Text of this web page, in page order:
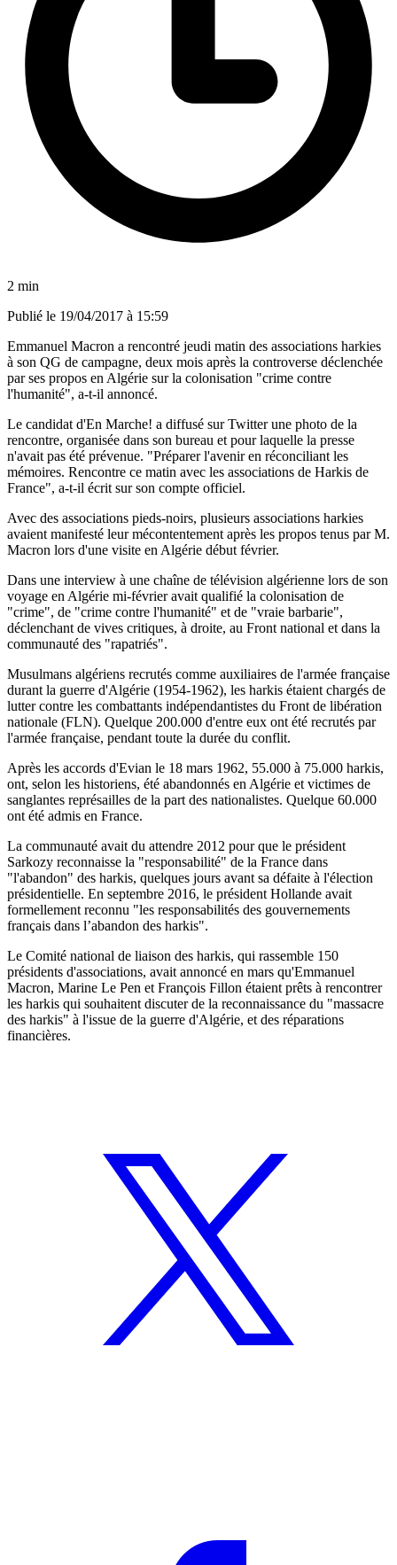
2 min
Publié le 19/04/2017 à 15:59
Emmanuel Macron a rencontré jeudi matin des associations harkies
à son QG de campagne, deux mois après la controverse déclenchée
par ses propos en Algérie sur la colonisation "crime contre
l'humanité", a-t-il annoncé.
Le candidat d'En Marche! a diffusé sur Twitter une photo de la
rencontre, organisée dans son bureau et pour laquelle la presse
n'avait pas été prévenue. "Préparer l'avenir en réconciliant les
mémoires. Rencontre ce matin avec les associations de Harkis de
France", a-t-il écrit sur son compte officiel.
Avec des associations pieds-noirs, plusieurs associations harkies
avaient manifesté leur mécontentement après les propos tenus par M.
Macron lors d'une visite en Algérie début février.
Dans une interview à une chaîne de télévision algérienne lors de son
voyage en Algérie mi-février avait qualifié la colonisation de
"crime", de "crime contre l'humanité" et de "vraie barbarie",
déclenchant de vives critiques, à droite, au Front national et dans la
communauté des "rapatriés".
Musulmans algériens recrutés comme auxiliaires de l'armée française
durant la guerre d'Algérie (1954-1962), les harkis étaient chargés de
lutter contre les combattants indépendantistes du Front de libération
nationale (FLN). Quelque 200.000 d'entre eux ont été recrutés par
l'armée française, pendant toute la durée du conflit.
Après les accords d'Evian le 18 mars 1962, 55.000 à 75.000 harkis,
ont, selon les historiens, été abandonnés en Algérie et victimes de
sanglantes représailles de la part des nationalistes. Quelque 60.000
ont été admis en France.
La communauté avait du attendre 2012 pour que le président
Sarkozy reconnaisse la "responsabilité" de la France dans
"l'abandon" des harkis, quelques jours avant sa défaite à l'élection
présidentielle. En septembre 2016, le président Hollande avait
formellement reconnu "les responsabilités des gouvernements
français dans l’abandon des harkis".
Le Comité national de liaison des harkis, qui rassemble 150
présidents d'associations, avait annoncé en mars qu'Emmanuel
Macron, Marine Le Pen et François Fillon étaient prêts à rencontrer
les harkis qui souhaitent discuter de la reconnaissance du "massacre
des harkis" à l'issue de la guerre d'Algérie, et des réparations
financières.